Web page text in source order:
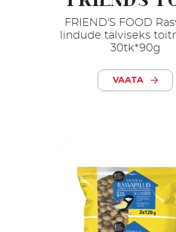
FRIEND'S FOOD
lindude talviseks
30tk*90g
VAATA